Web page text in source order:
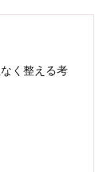
く整える考